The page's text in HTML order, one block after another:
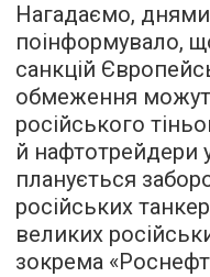
Нагадаємо,
поінформувало,
санкцій
обмеження
російського
й нафтотрейдери
планується
російських
великих
зокрема